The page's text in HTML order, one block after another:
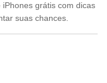
grátis com dicas
suas chances.